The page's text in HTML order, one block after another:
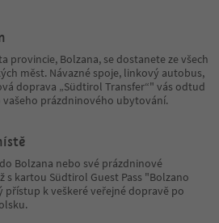
provincie, Bolzana, se dostanete ze všech
měst. Návazné spoje, linkový autobus,
doprava „Südtirol Transfer“" vás odtud
prázdninového ubytování.
Bolzana nebo své prázdninové
s kartou Südtirol Guest Pass "Bolzano
přístup k veškeré veřejné dopravě po